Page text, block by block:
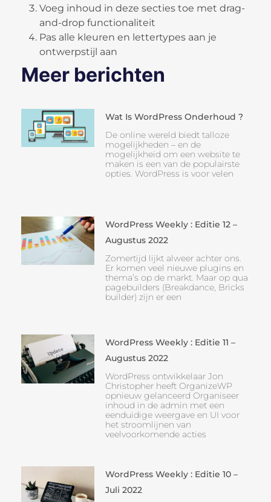
Voeg inhoud in deze secties toe met drag-
and-drop functionaliteit
Pas alle kleuren en lettertypes aan je
ontwerpstijl aan
Meer berichten
Wat Is WordPress Onderhoud ?
De online wereld biedt talloze
mogelijkheden – en de
mogelijkheid om een website te
maken is een van de populairste
opties. WordPress is voor velen
WordPress Weekly : Editie 12 –
Augustus 2022
Zomertijd lijkt alweer achter ons.
Er komen veel nieuwe plugins en
thema’s op de markt. Maar op qua
pagebuilders (Breakdance, Bricks
builder) zijn er een
WordPress Weekly : Editie 11 –
Augustus 2022
WordPress ontwikkelaar Jon
Christopher heeft OrganizeWP
opnieuw gelanceerd Organiseer
inhoud in de admin met een
eenduidige weergave en UI voor
het stroomlijnen van
veelvoorkomende acties
WordPress Weekly : Editie 10 –
Juli 2022